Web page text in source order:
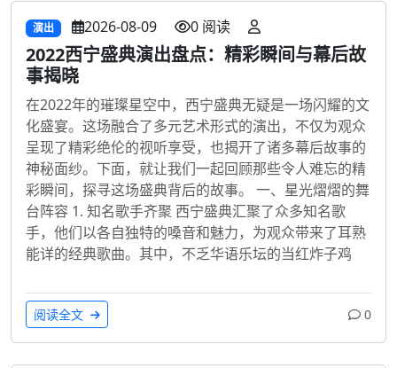
演出 2026-08-09 0 阅读
2022西宁盛典演出盘点：精彩瞬间与幕后故
事揭晓
在2022年的璀璨星空中，西宁盛典无疑是一场闪耀的文
化盛宴。这场融合了多元艺术形式的演出，不仅为观众
呈现了精彩绝伦的视听享受，也揭开了诸多幕后故事的
神秘面纱。下面，就让我们一起回顾那些令人难忘的精
彩瞬间，探寻这场盛典背后的故事。 一、星光熠熠的舞
台阵容 1. 知名歌手齐聚 西宁盛典汇聚了众多知名歌
手，他们以各自独特的嗓音和魅力，为观众带来了耳熟
能详的经典歌曲。其中，不乏华语乐坛的当红炸子鸡
阅读全文 0